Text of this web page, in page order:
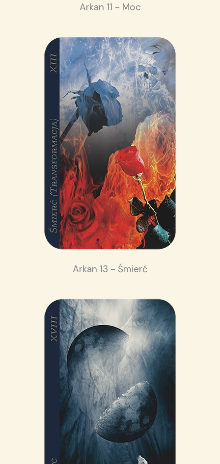
Arkan 11 - Moc
Arkan 13 - Śmierć